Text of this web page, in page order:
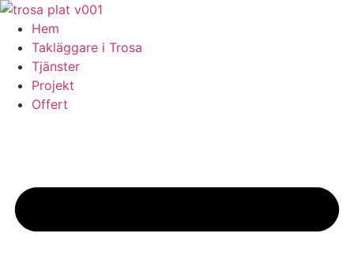
Skip
content
Hem
Takläggare i Trosa
Tjänster
Projekt
Offert